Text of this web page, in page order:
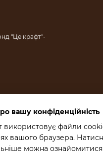
"Це крафт"-
вашу конфіденційність
використовує файли
вашого браузера.
можна ознайомитися